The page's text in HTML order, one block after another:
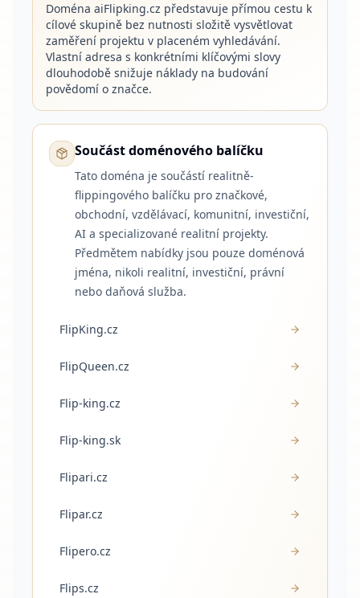
Doména aiFlipking.cz představuje přímou cestu k
cílové skupině bez nutnosti složitě vysvětlovat
zaměření projektu v placeném vyhledávání.
Vlastní adresa s konkrétními klíčovými slovy
dlouhodobě snižuje náklady na budování
povědomí o značce.
Součást doménového balíčku
Tato doména je součástí realitně-
flippingového balíčku pro značkové,
obchodní, vzdělávací, komunitní, investiční,
AI a specializované realitní projekty.
Předmětem nabídky jsou pouze doménová
jména, nikoli realitní, investiční, právní
nebo daňová služba.
FlipKing.cz
FlipQueen.cz
Flip-king.cz
Flip-king.sk
Flipari.cz
Flipar.cz
Flipero.cz
Flips.cz